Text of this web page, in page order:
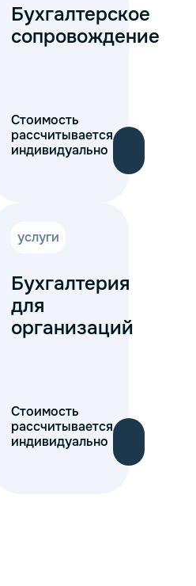
Бухгалтерское
сопровождение
Стоимость
рассчитывается
индивидуально
услуги
Бухгалтерия
для
организаций
Стоимость
рассчитывается
индивидуально